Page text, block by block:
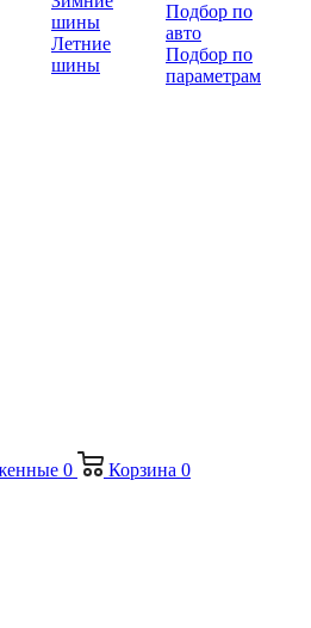
шины
Летние
шины
Подбор по
авто
Подбор по
параметрам
0 Корзина 0